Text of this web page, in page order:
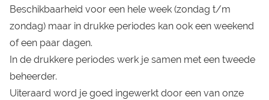
Beschikbaarheid voor een hele week (zondag t/m
zondag) maar in drukke periodes kan ook een weekend
of een paar dagen.
In de drukkere periodes werk je samen met een tweede
beheerder.
Uiteraard word je goed ingewerkt door een van onze